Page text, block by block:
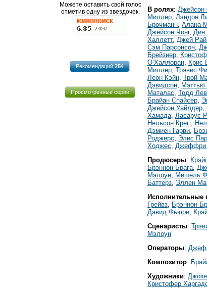
Можете оставить свой голос
отметив одну из звездочек.
Рекомендаций254
Просмотренные серии
В ролях: Джейсон
Миллер Лэндон
Брочманн Алана
Джейсон Чонг, Дин
Халлетт, Джей
Сэм Парсонсон
Брейзиер
О’Халлоран Крис
Миллер Трэвис
Леон Кэйн Трой
Дэвидсон Мэттью
Маталас Тодд
Брайан Спайсер
Джейсон Уайлдер
Хамада Ласарус
Нельсон Крегг,
Дэмиен Гарви
Роджерс
Элис
Ходжес
Джеффри
Продюсеры:
Брэннон Брага
Мэлоун Мишель
Баттерз Эллен
Исполнительные
Грейвз Брэннон
Дэвид Фьюри
Сценаристы:
Мэлоун
Операторы:
Композитор:
Художники:
Кристофер